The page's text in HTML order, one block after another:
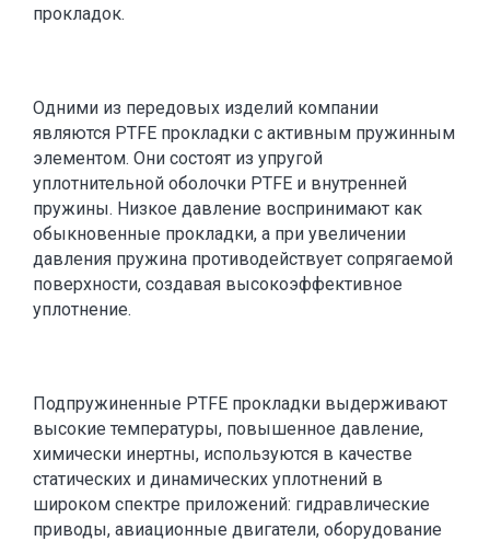
прокладок.
Одними из передовых изделий компании
являются PTFE прокладки с активным пружинным
элементом. Они состоят из упругой
уплотнительной оболочки PTFE и внутренней
пружины. Низкое давление воспринимают как
обыкновенные прокладки, а при увеличении
давления пружина противодействует сопрягаемой
поверхности, создавая высокоэффективное
уплотнение.
Подпружиненные PTFE прокладки выдерживают
высокие температуры, повышенное давление,
химически инертны, используются в качестве
статических и динамических уплотнений в
широком спектре приложений: гидравлические
приводы, авиационные двигатели, оборудование